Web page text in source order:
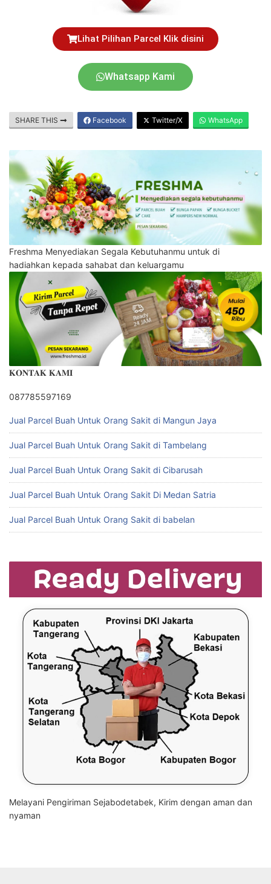
Lihat Pilihan Parcel Klik disini
Whatsapp Kami
SHARE THIS Facebook Twitter/X WhatsApp
Freshma Menyediakan Segala Kebutuhanmu untuk di
hadiahkan kepada sahabat dan keluargamu
𝐊𝐎𝐍𝐓𝐀𝐊 𝐊𝐀𝐌𝐈
087785597169
Jual Parcel Buah Untuk Orang Sakit di Mangun Jaya
Jual Parcel Buah Untuk Orang Sakit di Tambelang
Jual Parcel Buah Untuk Orang Sakit di Cibarusah
Jual Parcel Buah Untuk Orang Sakit Di Medan Satria
Jual Parcel Buah Untuk Orang Sakit di babelan
Melayani Pengiriman Sejabodetabek, Kirim dengan aman dan
nyaman